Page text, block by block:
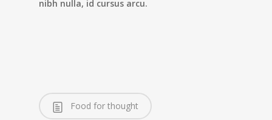
nibh nulla, id cursus arcu.
Food for thought